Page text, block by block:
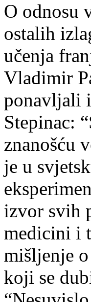
O odnosu
ostalih
učenja
Vladimir
ponavljali
Stepinac:
znanošću
je u
izvor svih
medicini i
mišljenje
koji se